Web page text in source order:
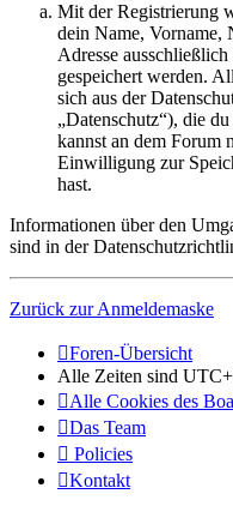
Mit der Registrierung
dein Name, Vorname,
Adresse
gespeichert werden.
sich aus der
„Datenschutz“), die
kannst an dem Forum
Einwilligung zur
hast.
Informationen über den
sind in der
Zurück zur Anmeldemaske
Foren-Übersicht
Alle Zeiten sind
Alle Cookies des
Das Team
Policies
Kontakt